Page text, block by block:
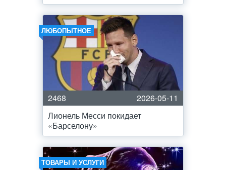
ЛЮБОПЫТНОЕ
2468
2026-05-11
Лионель Месси покидает
«Барселону»
ТОВАРЫ И УСЛУГИ